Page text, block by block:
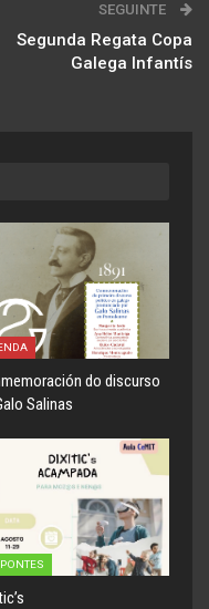
SEGUINTE
Segunda Regata Copa
Galega Infantís
do discurso
Salinas